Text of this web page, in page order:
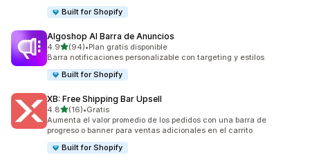
Built for Shopify
Algoshop AI Barra de Anuncios
4.9de 5 estrellas
(94)
94 reseñas en total
•Plan gratis disponible
Barra notificaciones personalizable con targeting y estilos
Built for Shopify
XB: Free Shipping Bar Upsell
4.8de 5 estrellas
(16)
16 reseñas en total
•Gratis
Aumenta el valor promedio de los pedidos con una barra de
progreso o banner para ventas adicionales en el carrito
Built for Shopify